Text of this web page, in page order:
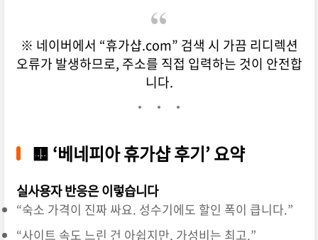
※ 네이버에서 “휴가샵.com” 검색 시 가끔 리디렉션
오류가 발생하므로, 주소를 직접 입력하는 것이 안전합
니다.
🟨‘베네피아 휴가샵 후기’ 요약
실사용자 반응은 이렇습니다
“숙소 가격이 진짜 싸요. 성수기에도 할인 폭이 큽니다.”
“사이트 속도 느린 건 아쉽지만, 가성비는 최고.”